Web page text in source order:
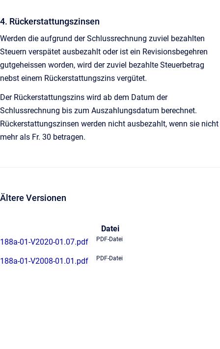
4. Rückerstattungszinsen
Werden die aufgrund der Schlussrechnung zuviel bezahlten
Steuern verspätet ausbezahlt oder ist ein Revisionsbegehren
gutgeheissen worden, wird der zuviel bezahlte Steuerbetrag
nebst einem Rückerstattungszins vergütet.
Der Rückerstattungszins wird ab dem Datum der
Schlussrechnung bis zum Auszahlungsdatum berechnet.
Rückerstattungszinsen werden nicht ausbezahlt, wenn sie nicht
mehr als Fr. 30 betragen.
Ältere Versionen
Datei
PDF-Datei
188a-01-V2020-01.07.pdf
PDF-Datei
188a-01-V2008-01.01.pdf